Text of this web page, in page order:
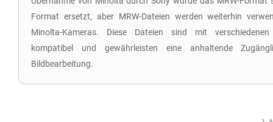
Format ersetzt, aber MRW-Dateien werden weiterhin
Minolta-Kameras. Diese Dateien sind mit verschiedenen
kompatibel und gewährleisten eine anhaltende
Bildbearbeitung.